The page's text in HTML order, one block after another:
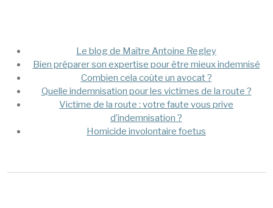
Mega MenuLe blog de Maître Antoine Regley
Bien préparer son expertise pour être mieux indemnisé
Combien cela coûte un avocat ?
Quelle indemnisation pour les victimes de la route ?
Victime de la route : votre faute vous prive
d’indemnisation ?
Homicide involontaire foetus